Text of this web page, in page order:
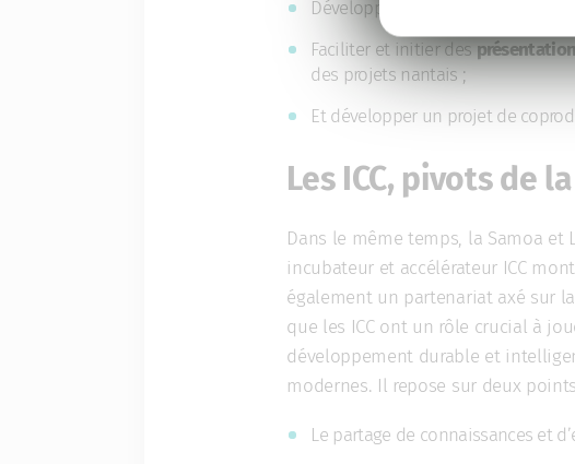
Développer des
Faciliter et initier des
des projets nantais ;
Et développer un projet de
Les ICC, pivots de
Dans le même temps, la Samoa et
incubateur et accélérateur ICC
également un partenariat axé sur
que les ICC ont un rôle crucial à
développement durable et
modernes. Il repose sur deux
Le partage de connaissances et